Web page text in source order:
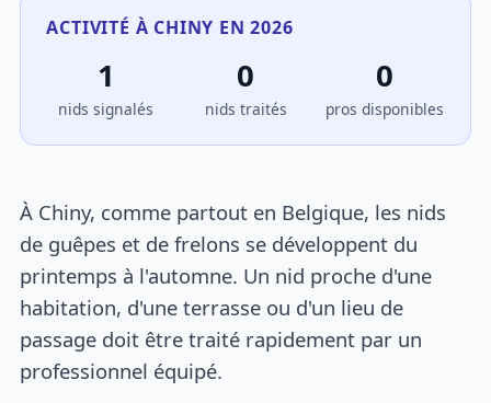
ACTIVITÉ À CHINY EN 2026
1
nids signalés
0
nids traités
0
pros disponibles
À Chiny, comme partout en Belgique, les nids
de guêpes et de frelons se développent du
printemps à l'automne. Un nid proche d'une
habitation, d'une terrasse ou d'un lieu de
passage doit être traité rapidement par un
professionnel équipé.